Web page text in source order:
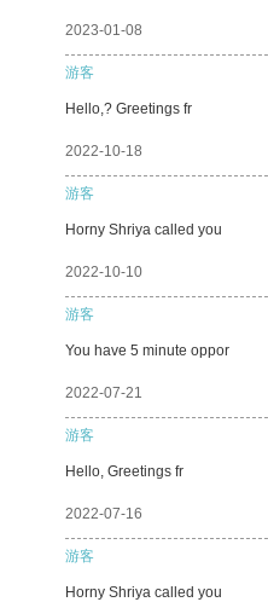
2023-01-08
游客
Hello,? Greetings fr
2022-10-18
游客
Horny Shriya called you
2022-10-10
游客
You have 5 minute oppor
2022-07-21
游客
Hello, Greetings fr
2022-07-16
游客
Horny Shriya called you